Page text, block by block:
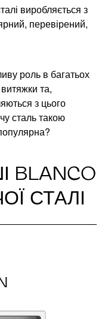
виробляється з
перевірений,
роль в багатьох
та,
з цього
сталь такою
BLANCO
СТАЛІ